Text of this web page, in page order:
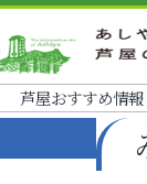
芦屋おすすめ情報